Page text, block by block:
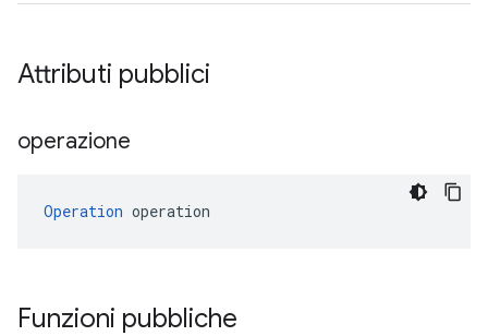
Attributi pubblici
operazione
Operation operation
Funzioni pubbliche